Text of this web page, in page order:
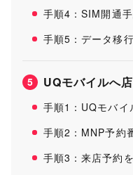
手順4：SIM開通
手順5：データ移
5 UQモバイルへ
手順1：UQモバイ
手順2：MNP予約
手順3：来店予約